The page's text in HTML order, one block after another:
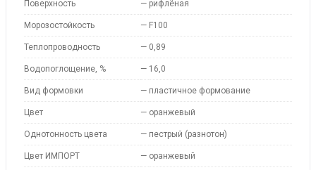
Поверхность — рифлёная
Морозостойкость — F100
Теплопроводность — 0,89
Водопоглощение, % — 16,0
Вид формовки — пластичное формование
Цвет — оранжевый
Однотонность цвета — пестрый (разнотон)
Цвет ИМПОРТ — оранжевый